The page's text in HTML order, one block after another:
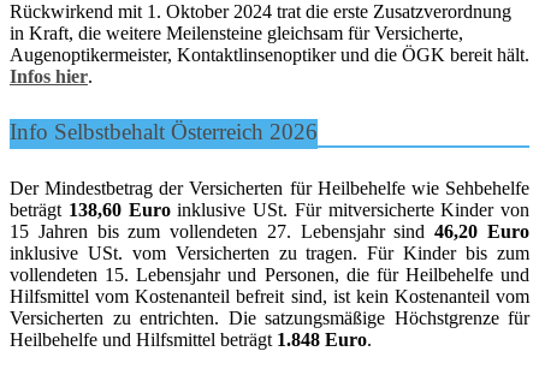
Rückwirkend mit 1. Oktober 2024 trat die erste Zusatzverordnung
in Kraft, die weitere Meilensteine gleichsam für Versicherte,
Augenoptikermeister, Kontaktlinsenoptiker und die ÖGK bereit hält.
Infos hier.
Info Selbstbehalt Österreich 2026
Der Mindestbetrag der Versicherten für Heilbehelfe wie Sehbehelfe
beträgt 138,60 Euroinklusive USt. Für mitversicherte Kinder von
15 Jahren bis zum vollendeten 27. Lebensjahr sind46,20 Euro
inklusive USt. vom Versicherten zu tragen. Für Kinder bis zum
vollendeten 15. Lebensjahr und Personen, die für Heilbehelfe und
Hilfsmittel vom Kostenanteil befreit sind, ist kein Kostenanteil vom
Versicherten zu entrichten. Die satzungsmäßige Höchstgrenze für
Heilbehelfe und Hilfsmittel beträgt 1.848 Euro.